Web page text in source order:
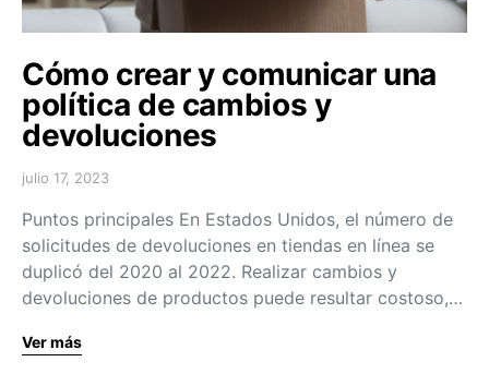
Cómo crear y comunicar una
política de cambios y
devoluciones
julio 17, 2023
Puntos principales En Estados Unidos, el número de
solicitudes de devoluciones en tiendas en línea se
duplicó del 2020 al 2022. Realizar cambios y
devoluciones de productos puede resultar costoso,…
Ver más